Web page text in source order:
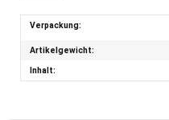
Verpackung:
Artikelgewicht:
Inhalt: